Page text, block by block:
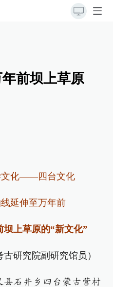
前坝上草原
文化——四台文化
延伸至万年前
坝上草原的“新文化”
古研究院副研究馆员）
石井乡四台蒙古营村